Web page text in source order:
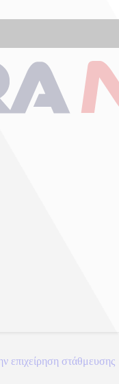
επιχείρηση στάθμευσης